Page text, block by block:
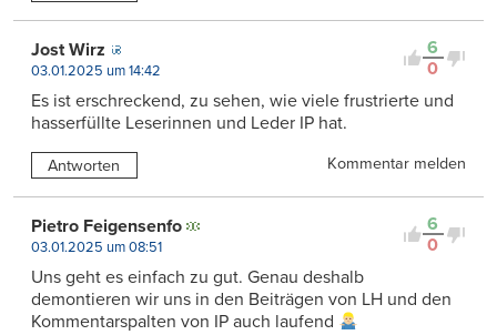
6
0
Jost Wirz
03.01.2025 um 14:42
Es ist erschreckend, zu sehen, wie viele frustrierte und
hasserfüllte Leserinnen und Leder IP hat.
Antworten Kommentar melden
6
0
Pietro Feigensenfo
03.01.2025 um 08:51
Uns geht es einfach zu gut. Genau deshalb
demontieren wir uns in den Beiträgen von LH und den
Kommentarspalten von IP auch laufend